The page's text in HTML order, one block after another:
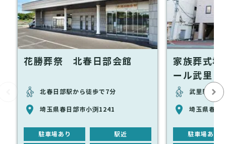
花勝葬祭 北春日部会館
北春日部駅から徒歩で7分
埼玉県春日部市小渕1241
駐車場あり 駅近
家族葬式
ール武里
武里駅から
埼玉県春日
駐車場あり